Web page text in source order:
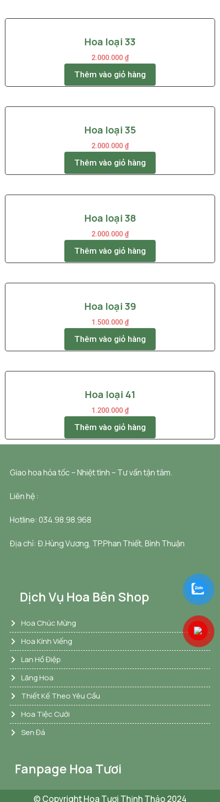
Hoa loại 33
2.000.000 ₫
Thêm vào giỏ hàng
Hoa loại 35
2.000.000 ₫
Thêm vào giỏ hàng
Hoa loại 38
2.000.000 ₫
Thêm vào giỏ hàng
Hoa loại 39
1.500.000 ₫
Thêm vào giỏ hàng
Hoa loại 41
1.200.000 ₫
Thêm vào giỏ hàng
Giao hoa hỏa tốc – Nhiệt tình – Tư vấn tận tâm.
Liên hệ :
Hotline: 034.98.98.968
Địa chỉ: Đ.Hùng Vương, TP.Phan Thiết, Bình Thuận
Dịch Vụ Hoa Bên Shop
Hoa Chúc Mừng
Hoa Kính Viếng
Lan Hồ Điệp
Lãng Hoa
Thiết Kế Theo Yêu Cầu
Hoa Tiệc Cưới
Sen Đá
Fanpage Hoa Tươi
© Copyright Hoa Tươi Thịnh Thảo 2024